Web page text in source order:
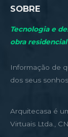
SOBRE
Tecnologia e
obra residencial
Informação de
dos seus sonhos
Arquitecasa é
Virtuais Ltda.,